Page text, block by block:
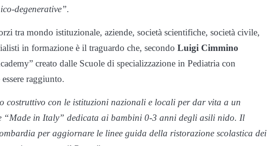
degenerative”.
tra mondo istituzionale, aziende, società scientifiche, società civile,
in formazione è il traguardo che, secondo Luigi Cimmino
creato dalle Scuole di specializzazione in Pediatria con
raggiunto.
costruttivo con le istituzioni nazionali e locali per dar vita a un
“Made in Italy” dedicata ai bambini 0-3 anni degli asili nido. Il
per aggiornare le linee guida della ristorazione scolastica dei